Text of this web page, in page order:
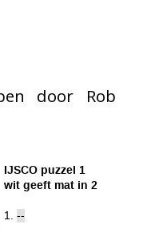
door Rob